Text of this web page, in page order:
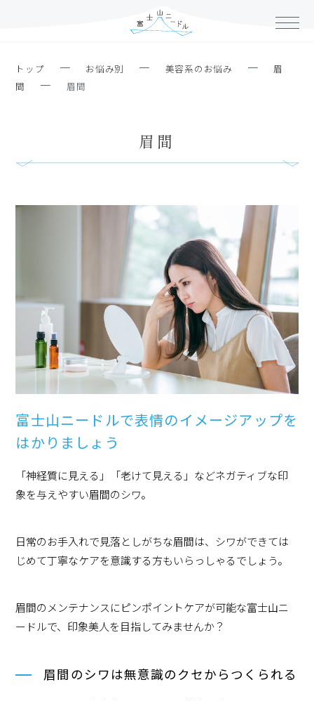
トップ ー お悩み別 ー 美容系のお悩み ー
眉
間
ー 眉間
眉間
富士山ニードルで表情のイメージアップを
はかりましょう
「神経質に見える」「老けて見える」などネガティブな印
象を与えやすい眉間のシワ。
日常のお手入れで見落としがちな眉間は、シワができては
じめて丁寧なケアを意識する方もいらっしゃるでしょう。
眉間のメンテナンスにピンポイントケアが可能な富士山ニ
ードルで、印象美人を目指してみませんか？
眉間のシワは無意識のクセからつくられる